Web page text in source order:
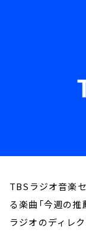
イベント
TBSラジオ音楽
る楽曲「今週の
ラジオのディレ